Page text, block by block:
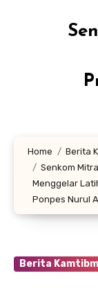
Home
Berita
Senkom
Menggelar
Ponpes Nurul
Berita